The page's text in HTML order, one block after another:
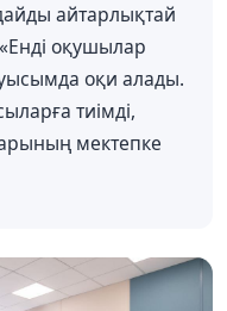
айтарлықтай
«Енді оқушылар
оқи алады.
тиімді,
мектепке